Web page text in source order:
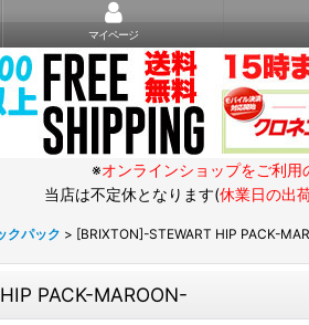
マイページ
※オンラインショップをご利用
当店は不定休となります(休業日の出
クパック > [BRIXTON]-STEWART HIP PACK-
PACK-MAROON-